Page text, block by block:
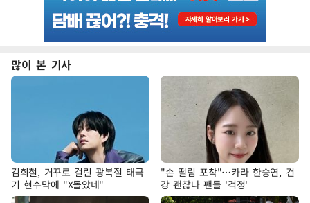
많이 본 기사
김희철, 거꾸로 걸린 광복절 태극
기 현수막에 "X돌았네"
"손 떨림 포착"…카라 한승연, 건
강 괜찮나 팬들 '걱정'